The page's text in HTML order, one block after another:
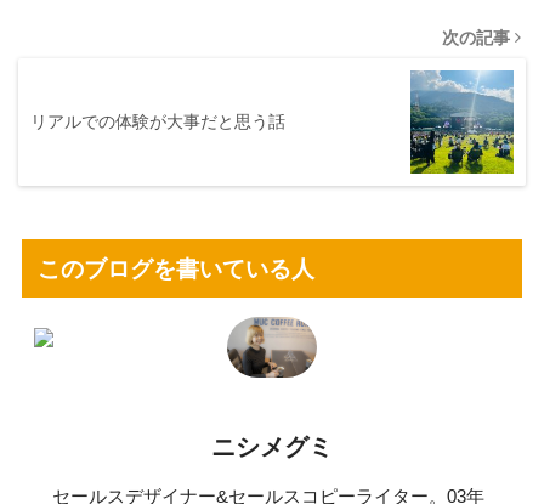
次の記事
リアルでの体験が大事だと思う話
このブログを書いている人
ニシメグミ
セールスデザイナー&セールスコピーライター。03年